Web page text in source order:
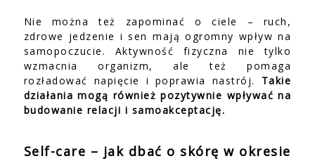
Nie można też zapominać o ciele – ruch,
zdrowe jedzenie i sen mają ogromny wpływ na
samopoczucie. Aktywność fizyczna nie tylko
wzmacnia organizm, ale też pomaga
rozładować napięcie i poprawia nastrój. Takie
działania mogą również pozytywnie wpływać na
budowanie relacji i samoakceptację.
Self-care – jak dbać o skórę w okresie